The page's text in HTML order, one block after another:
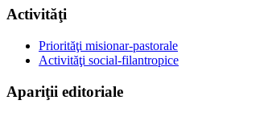
Activităţi
Priorităţi misionar-pastorale
Activităţi social-filantropice
Apariţii editoriale